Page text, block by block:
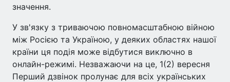
значення.
У зв'язку з триваючою повномасштабною війною
між Росією та Україною, у деяких областях нашої
країни ця подія може відбутися виключно в
онлайн-режимі. Незважаючи на це, 1(2) вересня
Перший дзвінок пролунає для всіх українських